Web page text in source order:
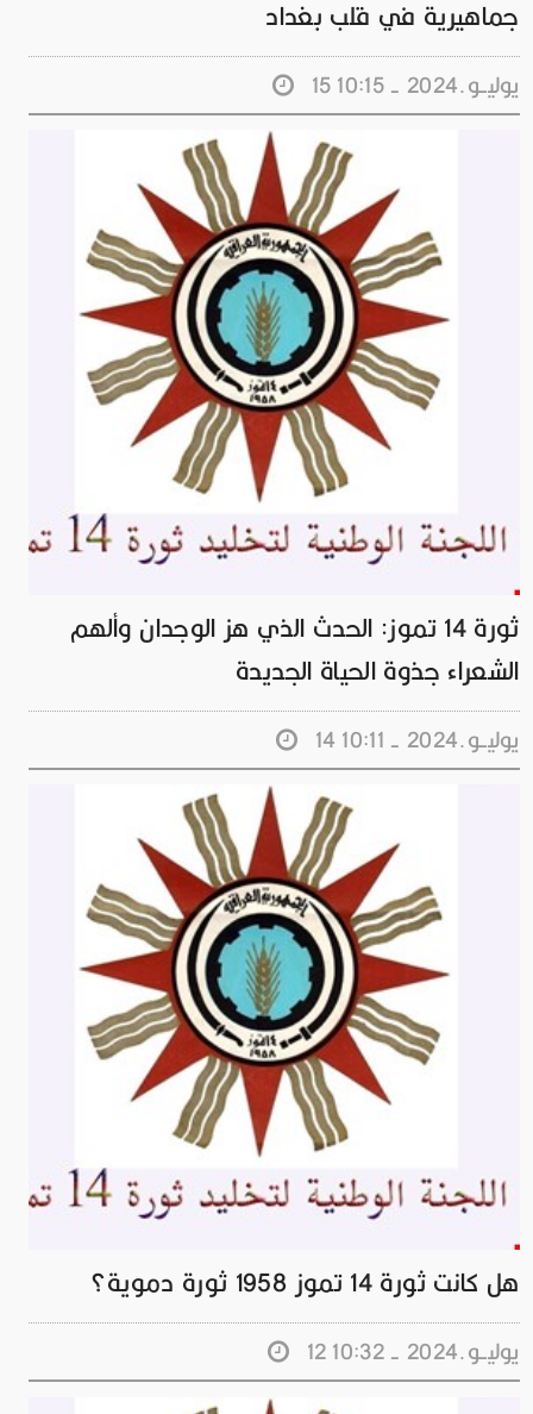
جماهيرية في قلب بغداد
15 يوليــو.2024 - 10:15
ثورة 14 تموز: الحدث الذي هز الوجدان وألهم
الشعراء جذوة الحياة الجديدة
14 يوليــو.2024 - 10:11
هل كانت ثورة 14 تموز 1958 ثورة دموية؟
12 يوليــو.2024 - 10:32